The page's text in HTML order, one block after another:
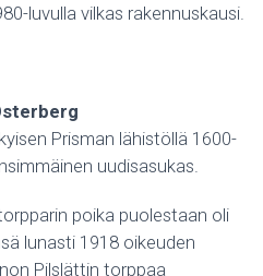
luvulla vilkas rakennuskausi.
Prisman lähistöllä 1600-
uudisasukas.
poika puolestaan oli
lunasti 1918 oikeuden
Pilslättin torppaa